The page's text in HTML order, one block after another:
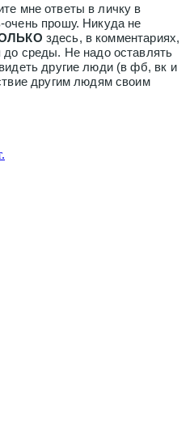
мне ответы в личку в
прошу. Никуда не
здесь, в комментариях,
до среды. Не надо оставлять
другие люди (в фб, вк и
другим людям своим